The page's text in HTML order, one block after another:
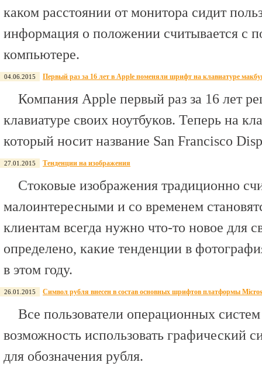
каком расстоянии от монитора сидит
информация о положении считывается с
компьютере.
04.06.2015 Первый раз за 16 лет в Apple поменяли шрифт на клавиатуре
Компания Apple первый раз за 16 лет
клавиатуре своих ноутбуков. Теперь на
который носит название San Francisco
27.01.2015 Тенденции на изображения
Стоковые изображения традиционно
малоинтересными и со временем
клиентам всегда нужно что-то новое для
определено, какие тенденции в
в этом году.
26.01.2015 Символ рубля внесен в состав основных шрифтов платформы
Все пользователи операционных
возможность использовать графический
для обозначения рубля.